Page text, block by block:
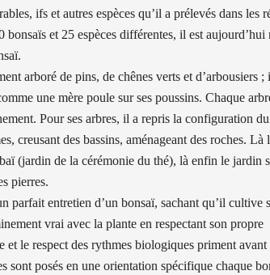
ifs et autres espèces qu’il a prélevés dans
et 25 espèces différentes, il est
arboré de pins, de chênes verts et d’arbousiers ;
une mère poule sur ses poussins. Chaque
Pour ses arbres, il a repris la configuration
creusant des bassins, aménageant des roches. Là
(jardin de la cérémonie du thé), là enfin le jardin
pierres.
parfait entretien d’un bonsaï, sachant qu’il cultive
vrai avec la plante en respectant son propre
le respect des rythmes biologiques priment avant
sont posés en une orientation spécifique chaque